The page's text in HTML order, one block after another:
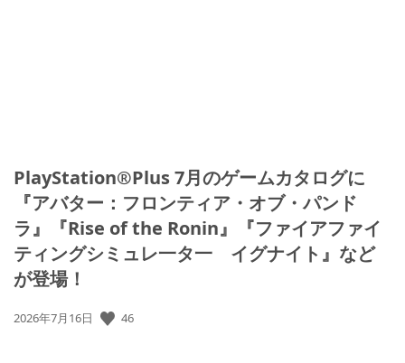
PlayStation®Plus 7月のゲームカタログに
『アバター：フロンティア・オブ・パンド
ラ』『Rise of the Ronin』『ファイアファイ
ティングシミュレ一タ一 イグナイト』など
が登場！
公
2026年7月16日 46